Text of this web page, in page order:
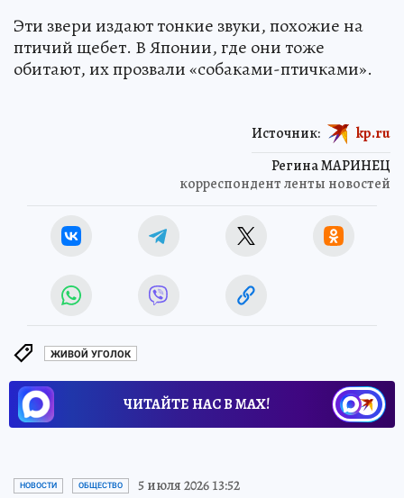
Эти звери издают тонкие звуки, похожие на
птичий щебет. В Японии, где они тоже
обитают, их прозвали «собаками-птичками».
Регина МАРИНЕЦ
корреспондент ленты новостей
Источник: kp.ru
ЖИВОЙ УГОЛОК
ЧИТАЙТЕ НАС В МАХ!
НОВОСТИ ОБЩЕСТВО 5 июля 2026 13:52